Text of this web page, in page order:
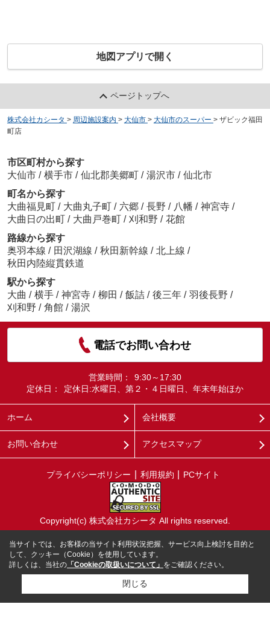
地図アプリで開く
ページトップへ
株式会社カシータ > 周辺施設案内 > 大仙市 > 大仙市のスーパー > ザビック福田
町店
市区町村から探す
大仙市 / 横手市 / 仙北郡美郷町 / 湯沢市 / 仙北市
町名から探す
大曲福見町 / 大曲丸子町 / 六郷 / 長野 / 八幡 / 神宮寺 /
大曲日の出町 / 大曲戸巻町 / 刈和野 / 花館
路線から探す
奥羽本線 / 田沢湖線 / 秋田新幹線 / 北上線 /
秋田内陸縦貫鉄道
駅から探す
大曲 / 横手 / 神宮寺 / 柳田 / 飯詰 / 後三年 / 羽後長野 /
刈和野 / 角館 / 湯沢
電話でお問い合わせ
営業時間：
9:30～17:30
定休日：
定休日:水曜日、第２・４日曜日、年末年始ほか
ホーム 会社概要
お問い合わせ アクセスマップ
プライバシーポリシー 利用規約 PCサイト
Copyright(c) 株式会社カシータ All rights reserved.
当サイトでは、お客様の当サイト利用状況把握、サービス向上検討を目的と
して、クッキー（Cookie）を使用しています。
詳しくは、当社の 「Cookieの取扱いについて」 をご確認ください。
閉じる